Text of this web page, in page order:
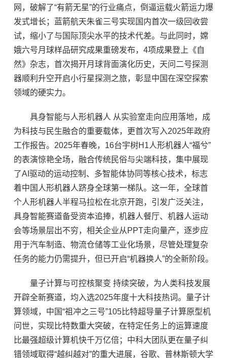
网，破解了“有箭无星”的行业痛点，倒逼运载火箭运力爆
发式增长；蓝箭航天朱雀三号实现国内首次一级回收尝
试，缩小了与国际顶尖水平的技术代差。与此同时，嫦
娥六号月球样品研究成果重磅发布，4项成果登上《自
然》杂志，首次揭开月球背面演化历史，天问二号探测
器顺利升空开启小行星探测之旅，彰显中国在深空探索
领域的硬实力。
具身智能与人形机器人 从实验室走向应用落地，成
为科技与民生融合的重要载体，更首次写入2025年政府
工作报告。2025年春晚，16台宇树H1人形机器人“福兮”
的表演惊艳全场，融合传统民俗与尖端科技，集中展现
了AI驱动的运动控制、多智能体协同等核心技术，标志
着中国人形机器人跻身全球第一梯队。这一年，全球首
个人形机器人半程马拉松在北京开跑，引发广泛关注，
具身智能赛道备受资本追捧，机器人餐厅、机器人运动
会等场景层出不穷，相关企业从PPT走向量产，逐步应
用于汽车制造、物流仓储等工业化场景，尽管处理复杂
任务的能力仍需提升，但已开启“机器换人”的全新阶段。
量子计算与可控核聚变 持续突破，为人类科技发展
开辟全新赛道，均入选2025年度十大科技热词。量子计
算领域，中国“祖冲之三号”105比特超导量子计算原型机
问世，实现比特数重大突破，在特定任务上的运算速度
比最强超级计算机快千万亿倍；中科大团队更在量子纠
错领域取得“越纠越对”的重大进展，谷歌、普林斯顿大学